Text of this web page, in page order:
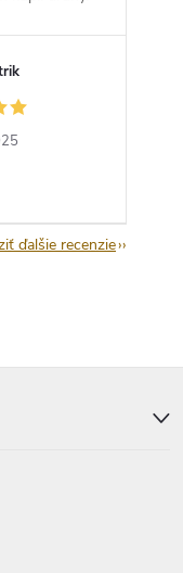
ďalšie recenzie